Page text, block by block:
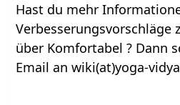
Hast du mehr
Verbesserungsvorschläge
über Komfortabel‏‎ ? Dann schicke doch eine
Email an wiki(at)yoga-